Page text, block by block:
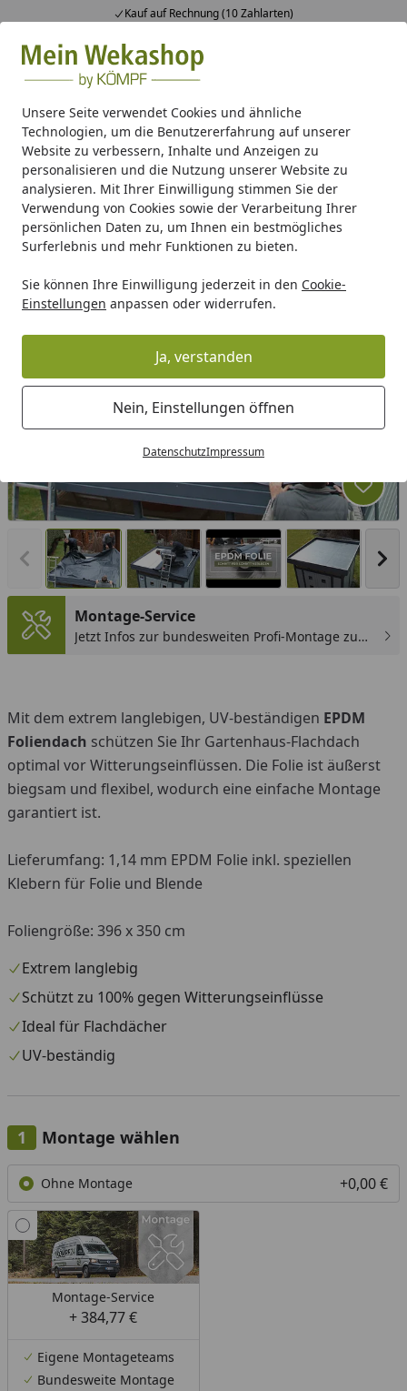
Unsere Seite verwendet Cookies und ähnliche
Technologien, um die Benutzererfahrung auf unserer
Website zu verbessern, Inhalte und Anzeigen zu
personalisieren und die Nutzung unserer Website zu
analysieren. Mit Ihrer Einwilligung stimmen Sie der
Verwendung von Cookies sowie der Verarbeitung Ihrer
persönlichen Daten zu, um Ihnen ein bestmögliches
Surferlebnis und mehr Funktionen zu bieten.
Sie können Ihre Einwilligung jederzeit in den Cookie-
Einstellungen anpassen oder widerrufen.
Ja, verstanden
Nein, Einstellungen öffnen
DatenschutzImpressum
Kauf auf Rechnung (10 Zahlarten)
Alle Produkte
Mein Konto
Suchen
Startseite
EPDM Folienset Nr. 35 - 396 x 350 cm
EPDM Folienset Nr. 35 - 396 x 350 cm
Vorheriges Bild anzeigen
Montage-Service
Jetzt Infos zur bundesweiten Profi-Montage zum
Mit dem extrem langlebigen, UV-beständigen EPDM
Foliendach schützen Sie Ihr Gartenhaus-Flachdach
optimal vor Witterungseinflüssen. Die Folie ist äußerst
biegsam und flexibel, wodurch eine einfache Montage
garantiert ist.
Lieferumfang: 1,14 mm EPDM Folie inkl. speziellen
Klebern für Folie und Blende
Foliengröße: 396 x 350 cm
Extrem langlebig
Schützt zu 100% gegen Witterungseinflüsse
Ideal für Flachdächer
UV-beständig
Montage wählen
Ohne Montage +0,00 €
Montage-Service
+ 384,77 €
Eigene Montageteams
Bundesweite Montage